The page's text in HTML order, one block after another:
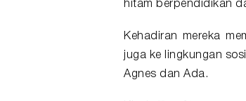
hitam berpendidikan
Kehadiran mereka
juga ke lingkungan
Agnes dan Ada.